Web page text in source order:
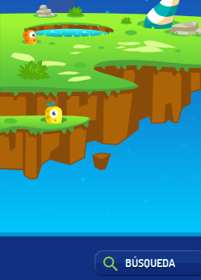
BÚSQUEDA